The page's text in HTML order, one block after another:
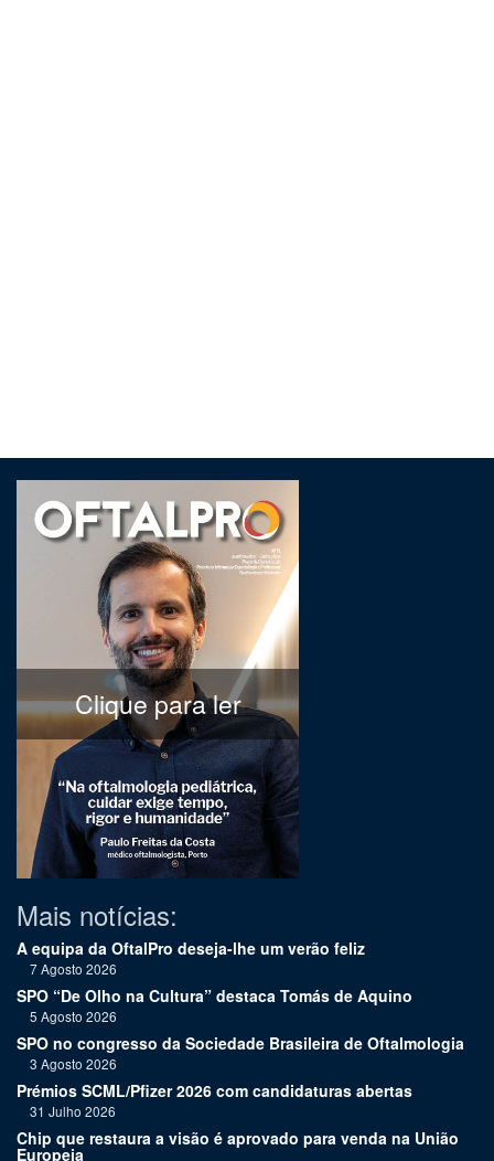
Clique para ler
Mais notícias:
A equipa da OftalPro deseja-lhe um verão feliz
7 Agosto 2026
SPO “De Olho na Cultura” destaca Tomás de Aquino
5 Agosto 2026
SPO no congresso da Sociedade Brasileira de Oftalmologia
3 Agosto 2026
Prémios SCML/Pfizer 2026 com candidaturas abertas
31 Julho 2026
Chip que restaura a visão é aprovado para venda na União
Europeia